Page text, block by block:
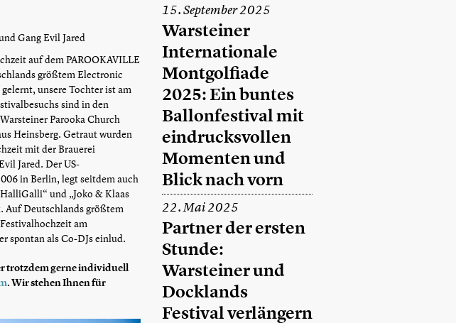
Gang Evil Jared
auf dem PAROOKAVILLE
größtem Electronic
unsere Tochter ist am
sind in den
Parooka Church
Heinsberg. Getraut wurden
mit der Brauerei
Jared. Der US-
in Berlin, legt seitdem auch
und „Joko & Klaas
Auf Deutschlands größtem
am
spontan als Co-DJs einlud.
trotzdem gerne individuell
. Wir stehen Ihnen für
15. September 2025
Warsteiner
Internationale
Montgolfiade
2025: Ein buntes
Ballonfestival mit
eindrucksvollen
Momenten und
Blick nach vorn
22. Mai 2025
Partner der ersten
Stunde:
Warsteiner und
Docklands
Festival verlängern